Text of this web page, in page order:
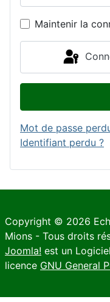
Maintenir la
Mot de passe
Identifiant perdu ?
Copyright © 2026
Mions - Tous droits
Joomla! est un
licence GNU General